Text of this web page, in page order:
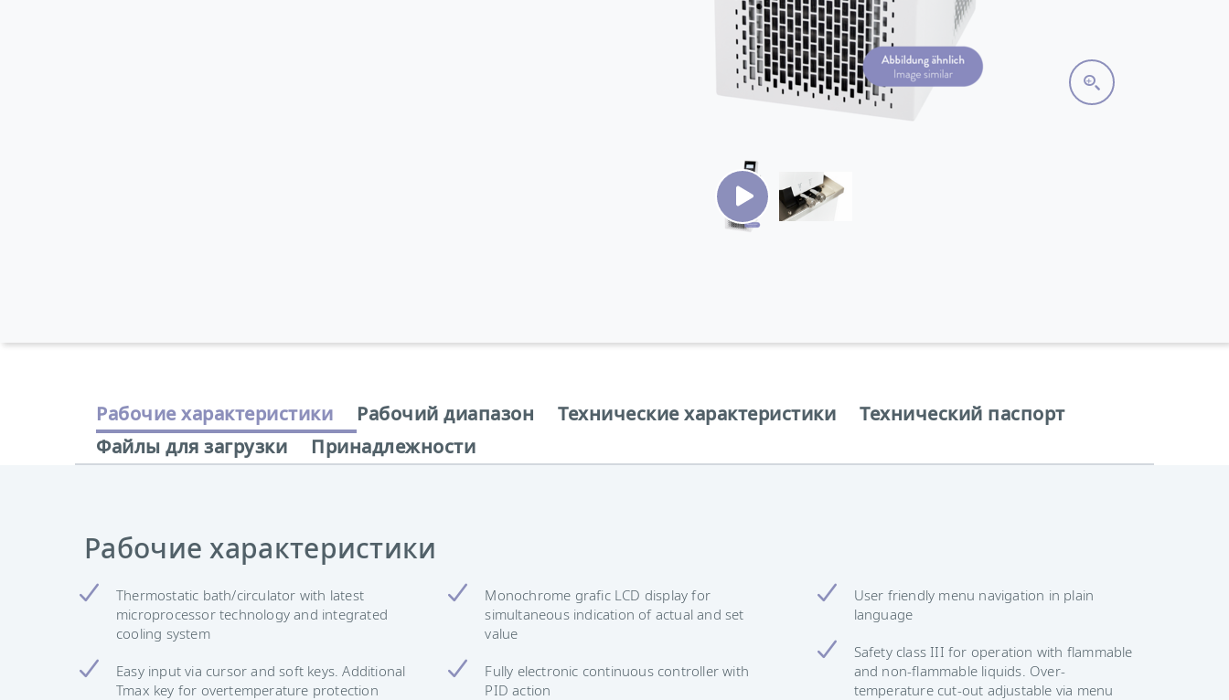
Рабочие характеристики Рабочий диапазон Технические характеристики
Технический паспорт
Файлы для загрузки
Принадлежности
Рабочие характеристики
Thermostatic bath/circulator with latest
microprocessor technology and integrated
cooling system
Easy input via cursor and soft keys. Additional
Tmax key for overtemperature protection
Monochrome grafic LCD display for
simultaneous indication of actual and set
value
Fully electronic continuous controller with
PID action
User friendly menu navigation in plain
language
Safety class III for operation with flammable
and non-flammable liquids. Over-
temperature cut-out adjustable via menu